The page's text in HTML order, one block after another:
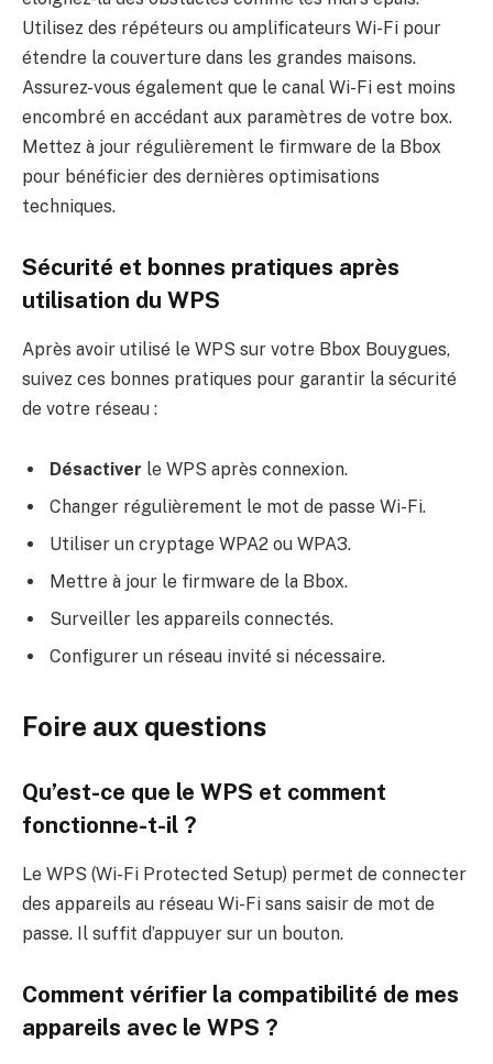
Utilisez des répéteurs ou amplificateurs Wi-Fi pour
étendre la couverture dans les grandes maisons.
Assurez-vous également que le canal Wi-Fi est moins
encombré en accédant aux paramètres de votre box.
Mettez à jour régulièrement le firmware de la Bbox
pour bénéficier des dernières optimisations
techniques.
Sécurité et bonnes pratiques après
utilisation du WPS
Après avoir utilisé le WPS sur votre Bbox Bouygues,
suivez ces bonnes pratiques pour garantir la sécurité
de votre réseau :
Désactiver le WPS après connexion.
Changer régulièrement le mot de passe Wi-Fi.
Utiliser un cryptage WPA2 ou WPA3.
Mettre à jour le firmware de la Bbox.
Surveiller les appareils connectés.
Configurer un réseau invité si nécessaire.
Foire aux questions
Qu’est-ce que le WPS et comment
fonctionne-t-il ?
Le WPS (Wi-Fi Protected Setup) permet de connecter
des appareils au réseau Wi-Fi sans saisir de mot de
passe. Il suffit d’appuyer sur un bouton.
Comment vérifier la compatibilité de mes
appareils avec le WPS ?